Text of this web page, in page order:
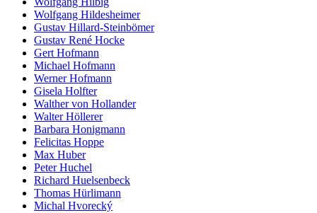
Wolfgang Hildesheimer
Gustav Hillard-Steinbömer
Gustav René Hocke
Gert Hofmann
Michael Hofmann
Werner Hofmann
Gisela Holfter
Walther von Hollander
Walter Höllerer
Barbara Honigmann
Felicitas Hoppe
Max Huber
Peter Huchel
Richard Huelsenbeck
Thomas Hürlimann
Michal Hvorecký